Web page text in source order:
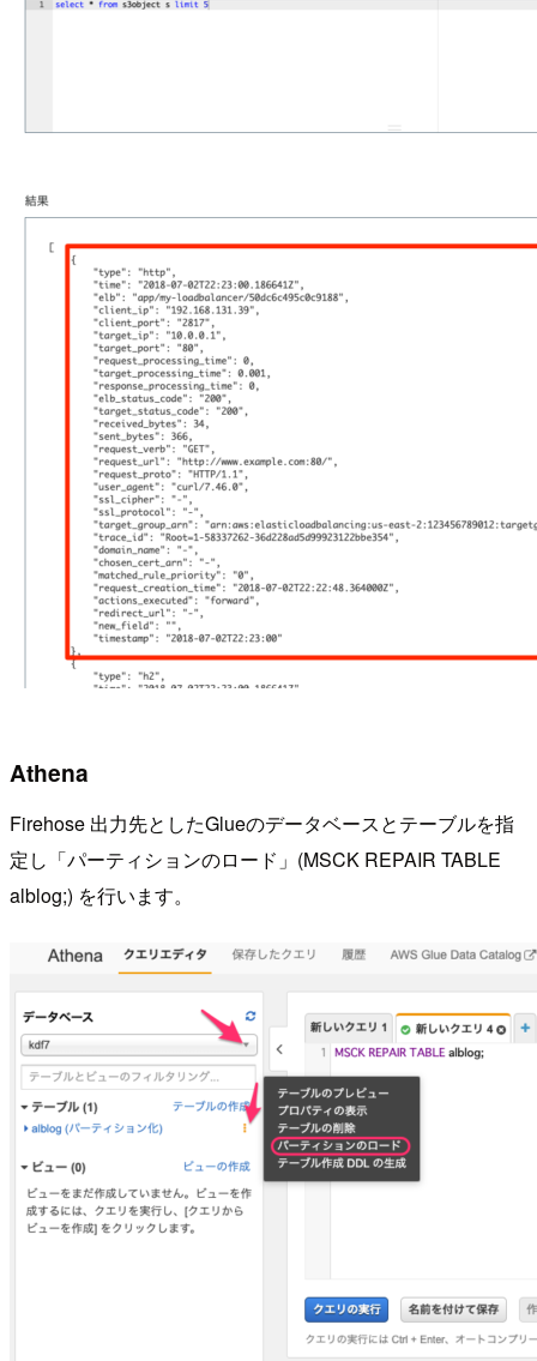
Athena
Firehose 出力先としたGlueのデータベースとテーブルを指
定し「パーティションのロード」(MSCK REPAIR TABLE
alblog;) を行います。